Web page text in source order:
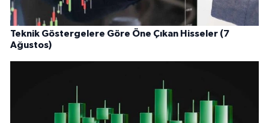
Teknik Göstergelere Göre Öne Çıkan Hisseler (7
Ağustos)